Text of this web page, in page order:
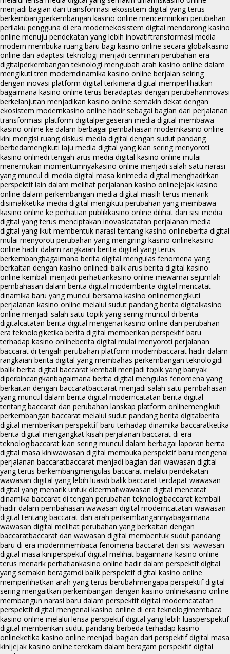
menjadi bagian dari transformasi ekosistem digital yang terus
berkembangperkembangan kasino online mencerminkan perubahan
perilaku pengguna di era modernekosistem digital mendorong kasino
online menuju pendekatan yang lebih inovatiftransformasi media
modern membuka ruang baru bagi kasino online secara globalkasino
online dan adaptasi teknologi menjadi cerminan perubahan era
digitalperkembangan teknologi mengubah arah kasino online dalam
mengikuti tren moderndinamika kasino online berjalan seiring
dengan inovasi platform digital terkiniera digital memperlihatkan
bagaimana kasino online terus beradaptasi dengan perubahaninovasi
berkelanjutan menjadikan kasino online semakin dekat dengan
ekosistem modernkasino online hadir sebagai bagian dari perjalanan
transformasi platform digitalpergeseran media digital membawa
kasino online ke dalam berbagai pembahasan modernkasino online
kini mengisi ruang diskusi media digital dengan sudut pandang
berbedamengikuti laju media digital yang kian sering menyoroti
kasino onlinedi tengah arus media digital kasino online mulai
menemukan momentumnyakasino online menjadi salah satu narasi
yang muncul di media digital masa kinimedia digital menghadirkan
perspektif lain dalam melihat perjalanan kasino onlinejejak kasino
online dalam perkembangan media digital masih terus menarik
disimakketika media digital mengikuti perubahan yang membawa
kasino online ke perhatian publikkasino online dilihat dari sisi media
digital yang terus menciptakan inovasicatatan perjalanan media
digital yang ikut membentuk narasi tentang kasino onlineberita digital
mulai menyoroti perubahan yang mengiringi kasino onlinekasino
online hadir dalam rangkaian berita digital yang terus
berkembangbagaimana berita digital mengulas fenomena yang
berkaitan dengan kasino onlinedi balik arus berita digital kasino
online kembali menjadi perhatiankasino online mewarnai sejumlah
pembahasan dalam berita digital modernberita digital mencatat
dinamika baru yang muncul bersama kasino onlinemengikuti
perjalanan kasino online melalui sudut pandang berita digitalkasino
online menjadi salah satu topik yang sering muncul di berita
digitalcatatan berita digital mengenai kasino online dan perubahan
era teknologiketika berita digital memberikan perspektif baru
terhadap kasino onlineberita digital mulai menyoroti perjalanan
baccarat di tengah perubahan platform modernbaccarat hadir dalam
rangkaian berita digital yang membahas perkembangan teknologidi
balik berita digital baccarat kembali menjadi topik yang banyak
diperbincangkanbagaimana berita digital mengulas fenomena yang
berkaitan dengan baccaratbaccarat menjadi salah satu pembahasan
yang muncul dalam berita digital moderncatatan berita digital
tentang baccarat dan perubahan lanskap platform onlinemengikuti
perkembangan baccarat melalui sudut pandang berita digitalberita
digital memberikan perspektif baru terhadap dinamika baccaratketika
berita digital mengangkat kisah perjalanan baccarat di era
teknologibaccarat kian sering muncul dalam berbagai laporan berita
digital masa kiniwawasan digital membuka perspektif baru mengenai
perjalanan baccaratbaccarat menjadi bagian dari wawasan digital
yang terus berkembangmengulas baccarat melalui pendekatan
wawasan digital yang lebih luasdi balik baccarat terdapat wawasan
digital yang menarik untuk dicermatiwawasan digital mencatat
dinamika baccarat di tengah perubahan teknologibaccarat kembali
hadir dalam pembahasan wawasan digital moderncatatan wawasan
digital tentang baccarat dan arah perkembangannyabagaimana
wawasan digital melihat perubahan yang berkaitan dengan
baccaratbaccarat dan wawasan digital membentuk sudut pandang
baru di era modernmembaca fenomena baccarat dari sisi wawasan
digital masa kiniperspektif digital melihat bagaimana kasino online
terus menarik perhatiankasino online hadir dalam perspektif digital
yang semakin beragamdi balik perspektif digital kasino online
memperlihatkan arah yang terus berubahmengapa perspektif digital
sering mengaitkan perkembangan dengan kasino onlinekasino online
membangun narasi baru dalam perspektif digital moderncatatan
perspektif digital mengenai kasino online di era teknologimembaca
kasino online melalui lensa perspektif digital yang lebih luasperspektif
digital memberikan sudut pandang berbeda terhadap kasino
onlineketika kasino online menjadi bagian dari perspektif digital masa
kinijejak kasino online terekam dalam beragam perspektif digital